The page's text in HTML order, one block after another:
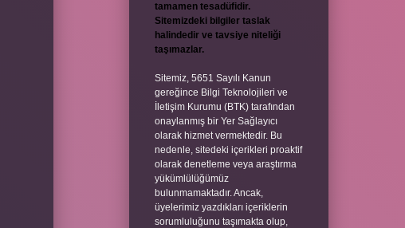
tamamen tesadüfidir.
Sitemizdeki bilgiler taslak
halindedir ve tavsiye niteliği
taşımazlar.
Sitemiz, 5651 Sayılı Kanun
gereğince Bilgi Teknolojileri ve
İletişim Kurumu (BTK) tarafından
onaylanmış bir Yer Sağlayıcı
olarak hizmet vermektedir. Bu
nedenle, sitedeki içerikleri proaktif
olarak denetleme veya araştırma
yükümlülüğümüz
bulunmamaktadır. Ancak,
üyelerimiz yazdıkları içeriklerin
sorumluluğunu taşımakta olup,